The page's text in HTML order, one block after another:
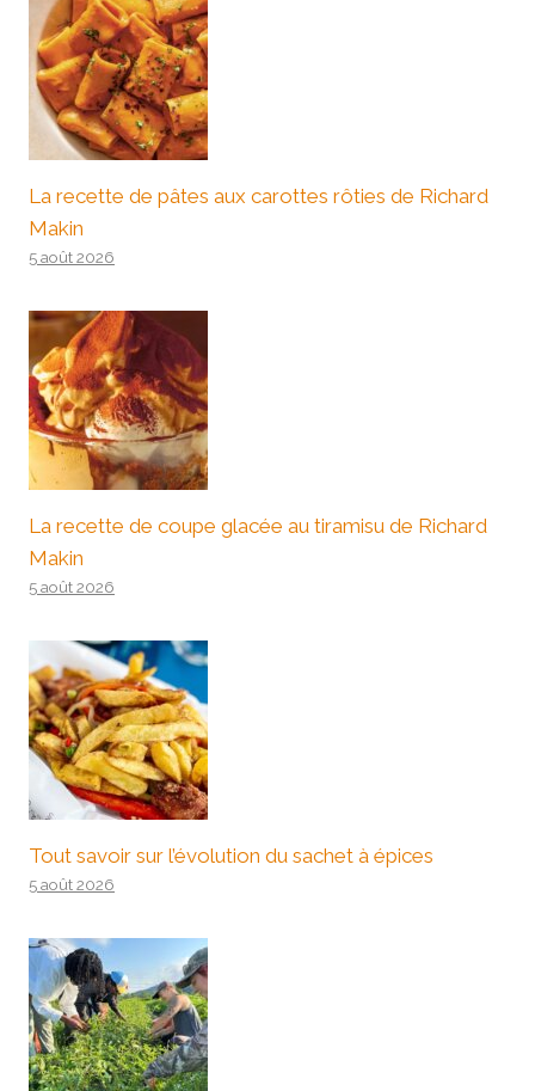
La recette de pâtes aux carottes rôties de Richard
Makin
5 août 2026
La recette de coupe glacée au tiramisu de Richard
Makin
5 août 2026
Tout savoir sur l’évolution du sachet à épices
5 août 2026